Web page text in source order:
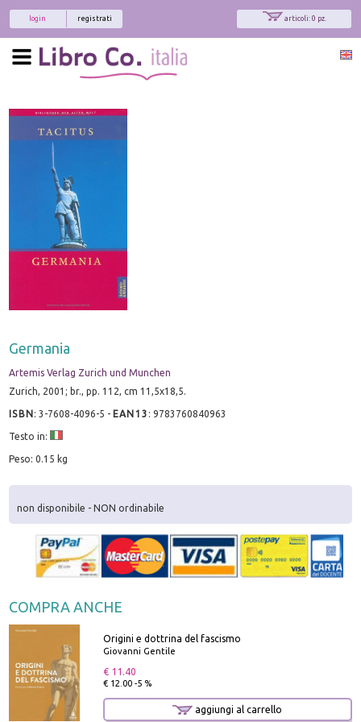
articoli: 0 pz.
registrati
login
Germania
Artemis Verlag Zurich und Munchen
Zurich, 2001; br., pp. 112, cm 11,5x18,5.
ISBN:3-7608-4096-5 - EAN13 :9783760840963
Testo in:
Peso: 0.15 kg
non disponibile - NON ordinabile
COMPRA ANCHE
Origini e dottrina del fascismo
Giovanni Gentile
€ 11.40
€ 12.00 -5 %
aggiungi al carrello